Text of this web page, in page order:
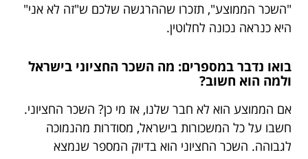
"השכר הממוצע", תזכרו שההרגשה שלכם ש"זה לא אני"
היא כנראה נכונה לחלוטין.
בואו נדבר במספרים: מה השכר החציוני בישראל
ולמה הוא חשוב?
אם הממוצע הוא לא חבר שלנו, אז מי כן? השכר החציוני.
חשבו על כל המשכורות בישראל, מסודרות מהנמוכה
לגבוהה. השכר החציוני הוא בדיוק המספר שנמצא